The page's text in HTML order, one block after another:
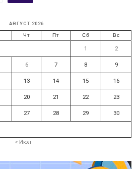
АВГУСТ 2026
Чт Пт Сб Вс
1 2
6 7 8 9
13 14 15 16
20 21 22 23
27 28 29 30
« Июл